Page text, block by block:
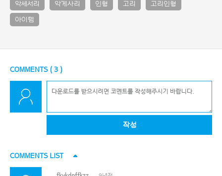
악세서리 악게사리 인형 고리 고리인형
아이템
COMMENTS ( 3 )
작성
COMMENTS LIST